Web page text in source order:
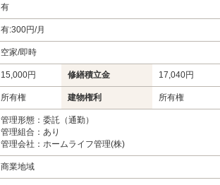
有
有:300円/月
空家/即時
15,000円 修繕積立金 17,040円
所有権 建物権利 所有権
管理形態：委託（通勤）
管理組合：あり
管理会社：ホームライフ管理(株)
商業地域